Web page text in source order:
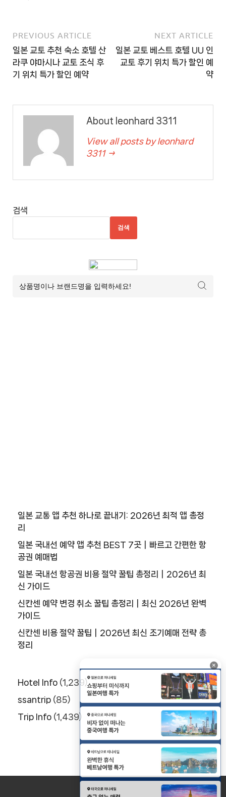
×
PREVIOUS ARTICLE
일본 교토 추천 숙소 호텔 산
라쿠 야마시나 교토 조식 후
기 위치 특가 할인 예약
NEXT ARTICLE
일본 교토 베스트 호텔 UU 인
교토 후기 위치 특가 할인 예
약
About leonhard 3311
View all posts by leonhard
3311 →
검색
검색
일본 교통 앱 추천 하나로 끝내기: 2026년 최적 앱 총정
리
일본 국내선 예약 앱 추천 BEST 7곳｜빠르고 간편한 항
공권 예매법
일본 국내선 항공권 비용 절약 꿀팁 총정리｜2026년 최
신 가이드
신칸센 예약 변경 취소 꿀팁 총정리｜최신 2026년 완벽
가이드
신칸센 비용 절약 꿀팁｜2026년 최신 조기예매 전략 총
정리
Hotel Info (1,239)
ssantrip (85)
Trip Info (1,439)